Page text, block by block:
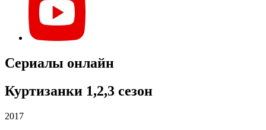
Сериалы онлайн
Куртизанки 1,2,3 сезон
2017